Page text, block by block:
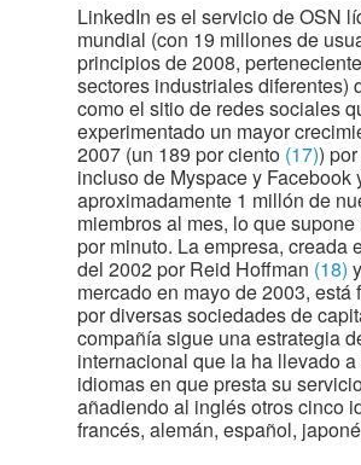
LinkedIn es el servicio de OSN
mundial (con 19 millones de
principios de 2008,
sectores industriales diferentes)
como el sitio de redes sociales
experimentado un mayor
2007 (un 189 por ciento (17))
incluso de Myspace y Facebook
aproximadamente 1 millón de
miembros al mes, lo que supone
por minuto. La empresa, creada
del 2002 por Reid Hoffman (18)
mercado en mayo de 2003, está
por diversas sociedades de
compañía sigue una estrategia
internacional que la ha llevado
idiomas en que presta su
añadiendo al inglés otros cinco
francés, alemán, español,